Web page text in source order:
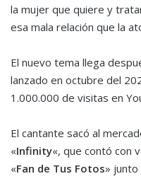
la mujer que quiere y
esa mala relación que la
El nuevo tema llega
lanzado en octubre del
1.000.000 de visitas en
El cantante sacó al
«Infinity«, que contó con
«Fan de Tus Fotos» junto